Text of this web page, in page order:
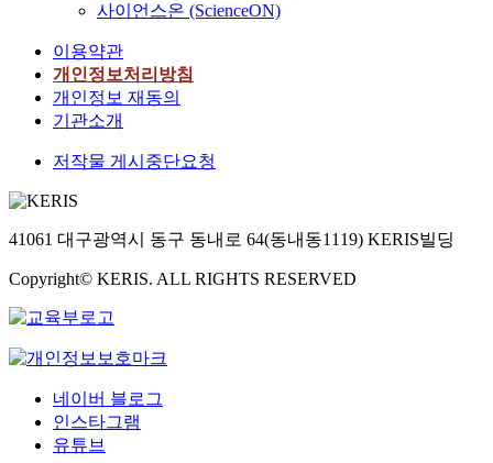
사이언스온 (ScienceON)
이용약관
개인정보처리방침
개인정보 재동의
기관소개
저작물 게시중단요청
41061 대구광역시 동구 동내로 64(동내동1119) KERIS빌딩
Copyright© KERIS. ALL RIGHTS RESERVED
네이버 블로그
인스타그램
유튜브